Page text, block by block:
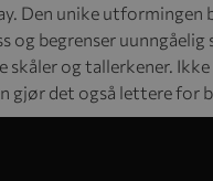
Den unike utformingen
og begrenser uunngåelig
skåler og tallerkener.
gjør det også lettere for